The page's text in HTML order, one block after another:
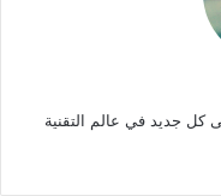
كل جديد في عالم التقنية